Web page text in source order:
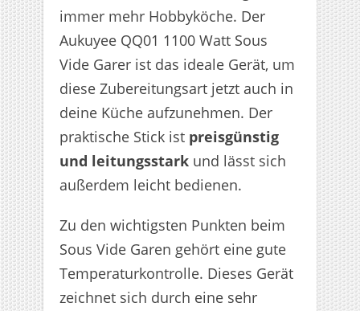
immer mehr Hobbyköche. Der
Aukuyee QQ01 1100 Watt Sous
Vide Garer ist das ideale Gerät, um
diese Zubereitungsart jetzt auch in
deine Küche aufzunehmen. Der
praktische Stick ist preisgünstig
und leitungsstark und lässt sich
außerdem leicht bedienen.
Zu den wichtigsten Punkten beim
Sous Vide Garen gehört eine gute
Temperaturkontrolle. Dieses Gerät
zeichnet sich durch eine sehr